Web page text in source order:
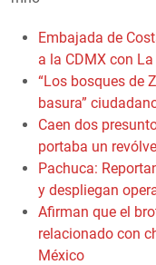
Embajada de
a la CDMX con
“Los bosques de
basura”
Caen dos
portaba un
Pachuca:
y despliegan
Afirman que el
relacionado con
México